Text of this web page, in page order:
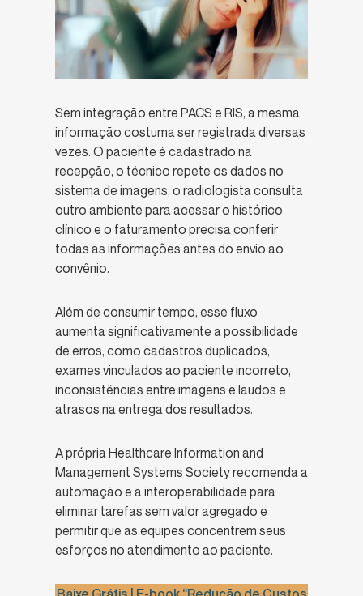
Sem integração entre PACS e RIS, a mesma
informação costuma ser registrada diversas
vezes. O paciente é cadastrado na
recepção, o técnico repete os dados no
sistema de imagens, o radiologista consulta
outro ambiente para acessar o histórico
clínico e o faturamento precisa conferir
todas as informações antes do envio ao
convênio.
Além de consumir tempo, esse fluxo
aumenta significativamente a possibilidade
de erros, como cadastros duplicados,
exames vinculados ao paciente incorreto,
inconsistências entre imagens e laudos e
atrasos na entrega dos resultados.
A própria Healthcare Information and
Management Systems Society recomenda a
automação e a interoperabilidade para
eliminar tarefas sem valor agregado e
permitir que as equipes concentrem seus
esforços no atendimento ao paciente.